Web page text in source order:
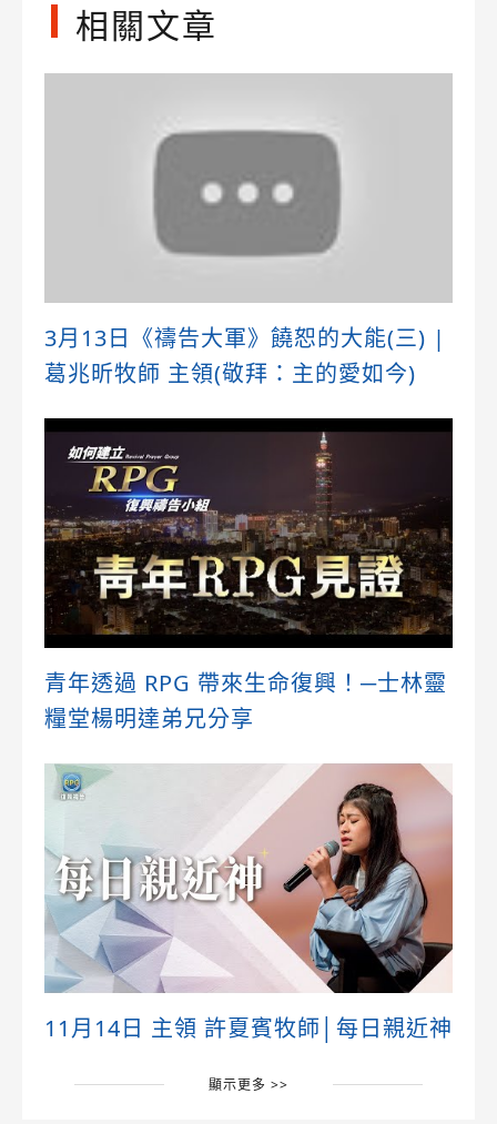
相關文章
3月13日《禱告大軍》饒恕的大能(三) |
葛兆昕牧師 主領(敬拜：主的愛如今)
青年透過 RPG 帶來生命復興！─士林靈
糧堂楊明達弟兄分享
11月14日 主領 許夏賓牧師│每日親近神
顯示更多 >>